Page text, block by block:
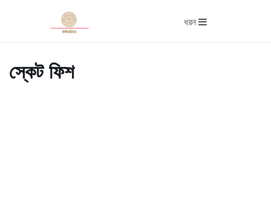
ধরন
স্কেট ফিশ